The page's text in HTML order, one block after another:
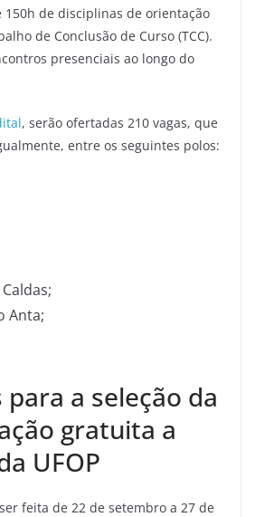
de disciplinas de orientação
de Conclusão de Curso (TCC).
presenciais ao longo do
, serão ofertadas 210 vagas, que
entre os seguintes polos:
Anta;
a seleção da
gratuita a
UFOP
feita de 22 de setembro a 27 de